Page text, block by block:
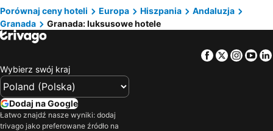
Trevélez, luxury hotels
Vegas del Genil, luxury hotels
Santa Fe, luxury hotels
Alhendín, luxury hotels
Illora, luxury hotels
Porównaj ceny hoteli Europa Hiszpania
Andaluzja
Granada
Granada: luksusowe hotele
Facebook
Twitter
Wybierz swój kraj
Dodaj na Google
Łatwo znajdź nasze wyniki: dodaj
trivago jako preferowane źródło na